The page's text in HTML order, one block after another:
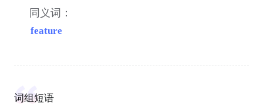
同义词：
feature
词组短语